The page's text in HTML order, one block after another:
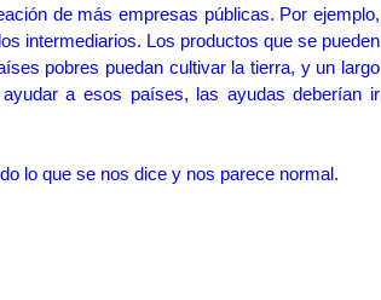
de más empresas públicas. Por ejemplo,
intermediarios. Los productos que se pueden
pobres puedan cultivar la tierra, y un largo
a esos países, las ayudas deberían ir
lo que se nos dice y nos parece normal.